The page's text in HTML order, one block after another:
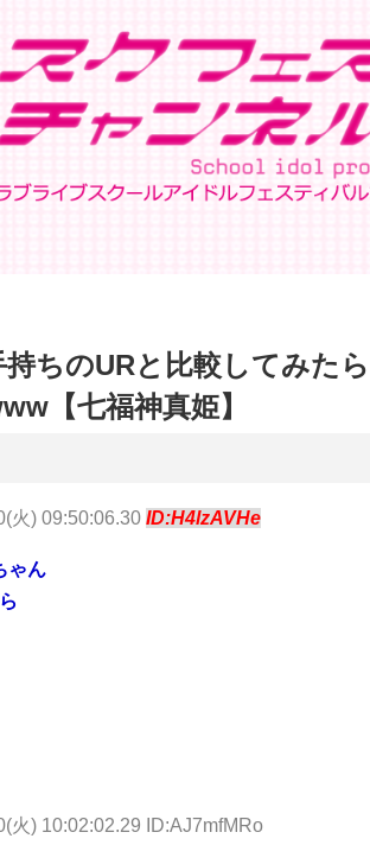
持ちのURと比較してみたら
【七福神真姫】
火) 09:50:06.30 ID:H4lzAVHe
ゃん
火) 10:02:02.29 ID:AJ7mfMRo